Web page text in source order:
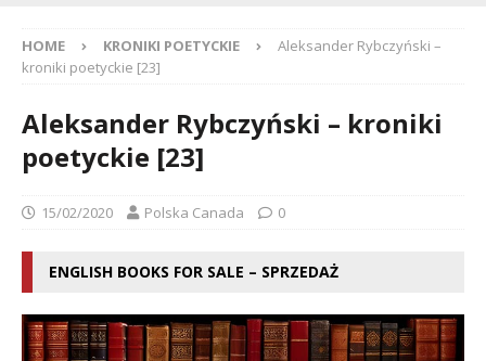
HOME KRONIKI POETYCKIE
Aleksander Rybczyński –
kroniki poetyckie [23]
Aleksander Rybczyński – kroniki
poetyckie [23]
15/02/2020 Polska Canada 0
ENGLISH BOOKS FOR SALE – SPRZEDAŻ